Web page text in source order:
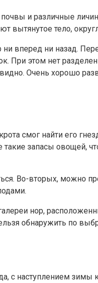
и различные
вытянутое тело,
ни вперед ни назад.
этом нет
видно. Очень хорошо
смог найти его
запасы овощей,
Во-вторых, можно
нор,
обнаружить по
с наступлением зимы